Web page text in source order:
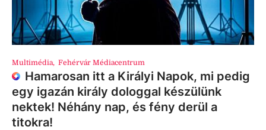
Multimédia, Fehérvár Médiacentrum
Hamarosan itt a Királyi Napok, mi pedig
egy igazán király dologgal készülünk
nektek! Néhány nap, és fény derül a
titokra!